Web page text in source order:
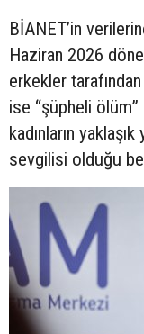
BİANET’in
Haziran 2026
erkekler
ise “şüpheli ölüm”
kadınların
sevgilisi olduğu